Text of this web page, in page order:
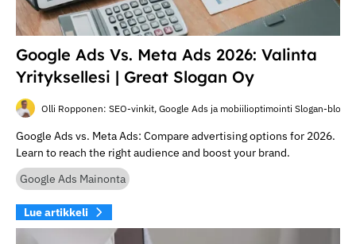
Google Ads Vs. Meta Ads 2026: Valinta
Yrityksellesi | Great Slogan Oy
Olli Ropponen: SEO-vinkit, Google Ads ja mobiilioptimointi Slogan-
Google Ads vs. Meta Ads: Compare advertising options for 2026.
Learn to reach the right audience and boost your brand.
Google Ads Mainonta
Lue artikkeli